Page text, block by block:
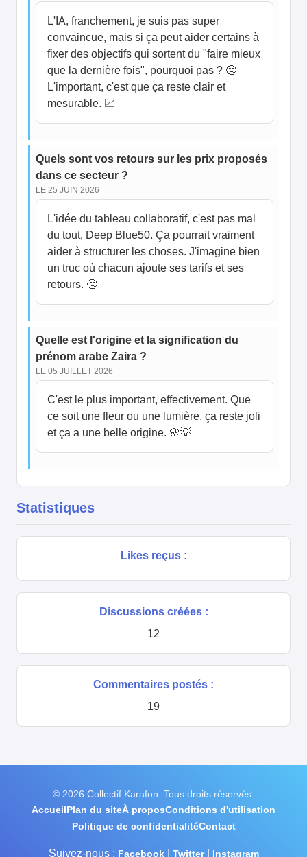
L'IA, franchement, je suis pas super
convaincue, mais si ça peut aider certains à
fixer des objectifs qui sortent du "faire mieux
que la dernière fois", pourquoi pas ? 🤔
L'important, c'est que ça reste clair et
mesurable. 📈
Quels sont vos retours sur les prix proposés
dans ce secteur ?
LE 25 JUIN 2026
L'idée du tableau collaboratif, c'est pas mal
du tout, Deep Blue50. Ça pourrait vraiment
aider à structurer les choses. J'imagine bien
un truc où chacun ajoute ses tarifs et ses
retours. 🤔
Quelle est l'origine et la signification du
prénom arabe Zaira ?
LE 05 JUILLET 2026
C'est le plus important, effectivement. Que
ce soit une fleur ou une lumière, ça reste joli
et ça a une belle origine. 🌸💡
Statistiques
Likes reçus :
Discussions créées :
12
Commentaires postés :
19
© 2026 Collectif Karafon. Tous droits réservés.
AccueilPlan du siteÀ proposConditions d'utilisation
Politique de confidentialitéContact
Suivez-nous : Facebook| Twitter| Instagram